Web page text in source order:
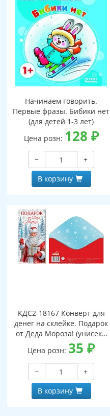
Начинаем говорить.
Первые фразы. Бибики нет
(для детей 1-3 лет)
Цена розн: 128 ₽
−
+
В корзину
КДС2-18167 Конверт для
денег на склейке. Подарок
от Деда Мороза! (унисекс,
серебряная фольга)
Цена розн: 35₽
−
+
В корзину